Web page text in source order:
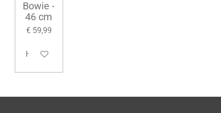
Bowie -
46 cm
€ 59,99
Houd mij op de hoogte